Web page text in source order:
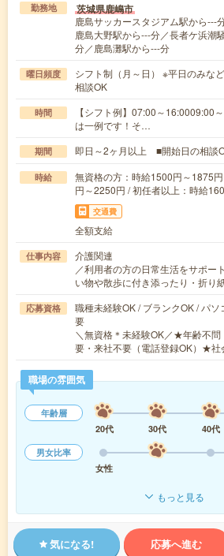
勤務地 茨城県鹿嶋市
鹿島サッカースタジアム駅から---
鹿島大野駅から---分／長者ケ浜潮
分／鹿島灘駅から---分
曜日頻度
シフト制（月～日） ※平日のみな
相談OK
時間
【シフト例】07:00～16:0009:00
は一例です！そ…
期間 即日～2ヶ月以上 ■開始日の相談
時給
無資格の方：時給1500円～1875
円～2250円 / 初任者以上：時給
交通費
全額支給
仕事内容
介護関連
／利用者の方の日常生活をサポ
い物や散歩に付き添ったり・折り
応募資格
職種未経験OK / ブランクOK / パ
要
＼無資格＊未経験OK／★年齢不
要・来社不要（電話登録OK）★
職場の雰囲気
年齢層
20代
30代 40代
男女比率
女性
もっと見る
気になる! 応募へ進む